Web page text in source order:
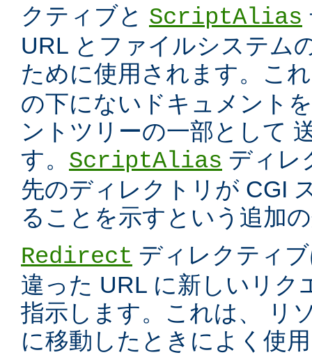
クティブと ScriptAlias
URL とファイルシステム
ために使用されます。こ
の下にないドキュメント
ントツリーの一部として
す。 ScriptAlias ディレ
先のディレクトリが CGI
ることを示すという追加
Redirect ディレクティ
違った URL に新しいリク
指示します。これは、 リ
に移動したときによく使